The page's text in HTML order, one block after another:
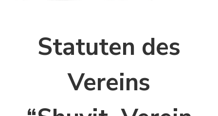
Statuten des
Vereins